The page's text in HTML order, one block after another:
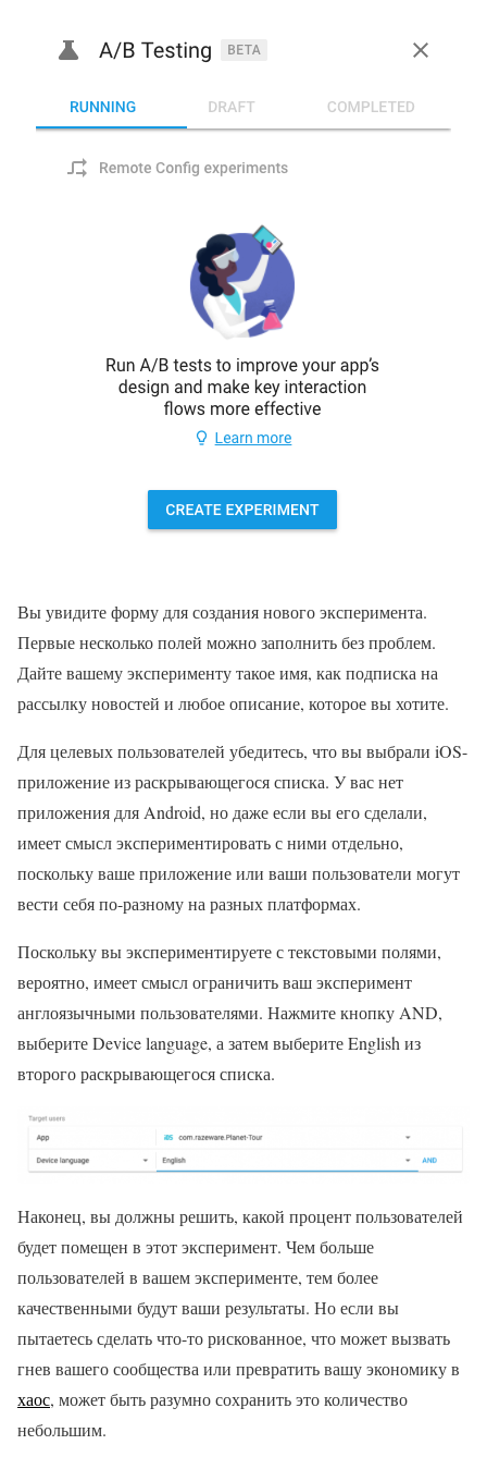
Вы увидите форму для создания нового эксперимента.
Первые несколько полей можно заполнить без проблем.
Дайте вашему эксперименту такое имя, как подписка на
рассылку новостей и любое описание, которое вы хотите.
Для целевых пользователей убедитесь, что вы выбрали iOS-
приложение из раскрывающегося списка. У вас нет
приложения для Android, но даже если вы его сделали,
имеет смысл экспериментировать с ними отдельно,
поскольку ваше приложение или ваши пользователи могут
вести себя по-разному на разных платформах.
Поскольку вы экспериментируете с текстовыми полями,
вероятно, имеет смысл ограничить ваш эксперимент
англоязычными пользователями. Нажмите кнопку AND,
выберите Device language, а затем выберите English из
второго раскрывающегося списка.
Наконец, вы должны решить, какой процент пользователей
будет помещен в этот эксперимент. Чем больше
пользователей в вашем эксперименте, тем более
качественными будут ваши результаты. Но если вы
пытаетесь сделать что-то рискованное, что может вызвать
гнев вашего сообщества или превратить вашу экономику в
хаос, может быть разумно сохранить это количество
небольшим.